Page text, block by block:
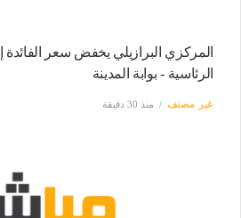
الرئاسية - بوابة المدينة
غير مصنف منذ 30 دقيقة